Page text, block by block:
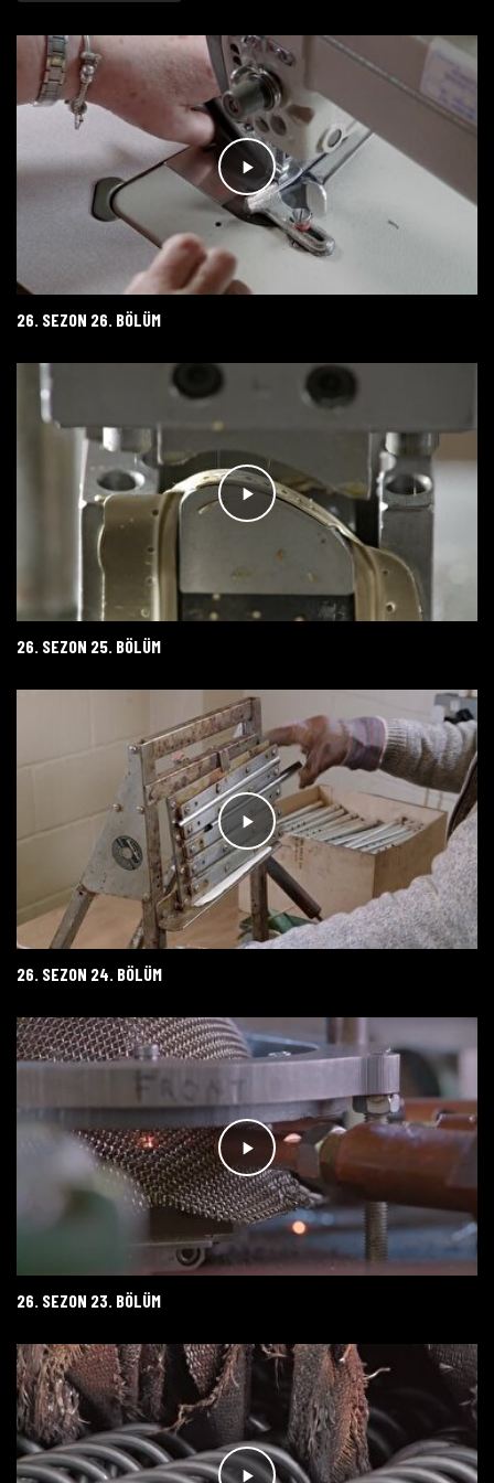
26. SEZON 26. BÖLÜM
26. SEZON 25. BÖLÜM
26. SEZON 24. BÖLÜM
26. SEZON 23. BÖLÜM